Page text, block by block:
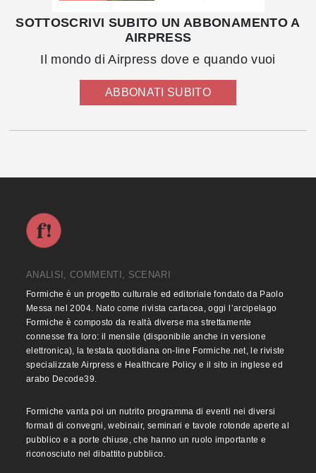
SOTTOSCRIVI SUBITO UN ABBONAMENTO A
AIRPRESS
Il mondo di Airpress dove e quando vuoi
ABBONATI SUBITO
ANALISI, COMMENTI, SCENARI
Formiche è un progetto culturale ed editoriale fondato da Paolo
Messa nel 2004. Nato come rivista cartacea, oggi l’arcipelago
Formiche è composto da realtà diverse ma strettamente
connesse fra loro: il mensile (disponibile anche in versione
elettronica), la testata quotidiana on-line Formiche.net, le riviste
specializzate Airpress e Healthcare Policy e il sito in inglese ed
arabo Decode39.
Formiche vanta poi un nutrito programma di eventi nei diversi
formati di convegni, webinair, seminari e tavole rotonde aperte al
pubblico e a porte chiuse, che hanno un ruolo importante e
riconosciuto nel dibattito pubblico.